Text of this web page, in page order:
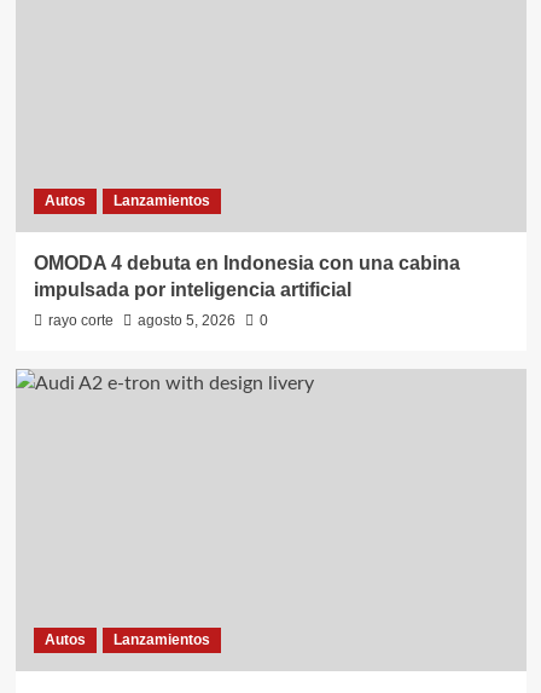
Autos Lanzamientos
OMODA 4 debuta en Indonesia con una cabina
impulsada por inteligencia artificial
rayo corte agosto 5, 2026 0
Autos Lanzamientos